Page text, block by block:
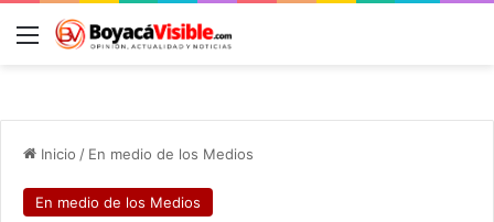
Menú
Inicio / En medio de los Medios
En medio de los Medios